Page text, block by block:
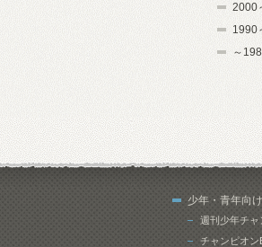
2000
1990
～
少年・青年向
週刊少年チャ
チャンピオン